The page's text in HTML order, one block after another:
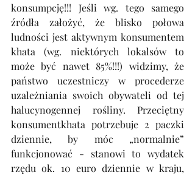
konsumpcję!!! Jeśli wg. tego samego
źródła założyć, że blisko połowa
ludności jest aktywnym konsumentem
khata (wg. niektórych lokalsów to
może być nawet 85%!!!) widzimy, że
państwo uczestniczy w procederze
uzależniania swoich obywateli od tej
halucynogennej rośliny. Przeciętny
konsumentkhata potrzebuje 2 paczki
dziennie, by móc „normalnie”
funkcjonować - stanowi to wydatek
rzędu ok. 10 euro dziennie w kraju,